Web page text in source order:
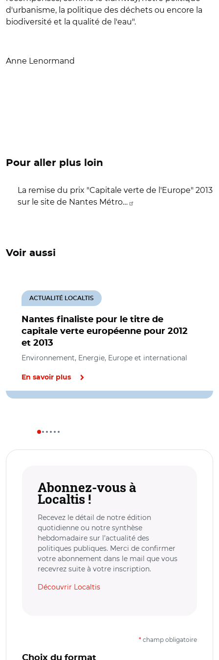
d'urbanisme, la politique des déchets ou encore la
biodiversité et la qualité de l'eau".
Anne Lenormand
Pour aller plus loin
La remise du prix "Capitale verte de l'Europe" 2013
sur le site de Nantes Métro…
Voir aussi
Nantes finaliste pour le titre de
capitale verte européenne pour 2012
et 2013
ACTUALITÉ LOCALTIS
Environnement, Energie, Europe et international
En savoir plus
Abonnez-vous à
Localtis !
Recevez le détail de notre édition
quotidienne ou notre synthèse
hebdomadaire sur l’actualité des
politiques publiques. Merci de confirmer
votre abonnement dans le mail que vous
recevrez suite à votre inscription.
Découvrir Localtis
* champ obligatoire
Choix du format